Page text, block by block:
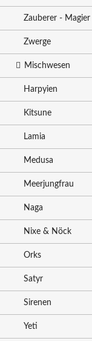
Zauberer - Magier
Zwerge
Mischwesen
Harpyien
Kitsune
Lamia
Medusa
Meerjungfrau
Naga
Nixe & Nöck
Orks
Satyr
Sirenen
Yeti